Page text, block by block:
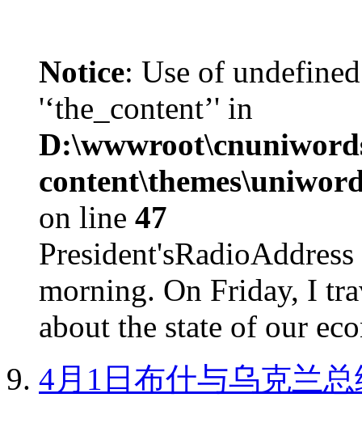
Notice: Use of
'‘the_content’' in
on line 47
morning. On Friday, I
about the state of our
4月1日布什与乌克兰